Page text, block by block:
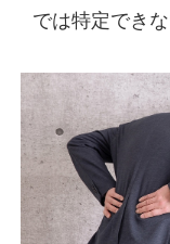
では特定でき